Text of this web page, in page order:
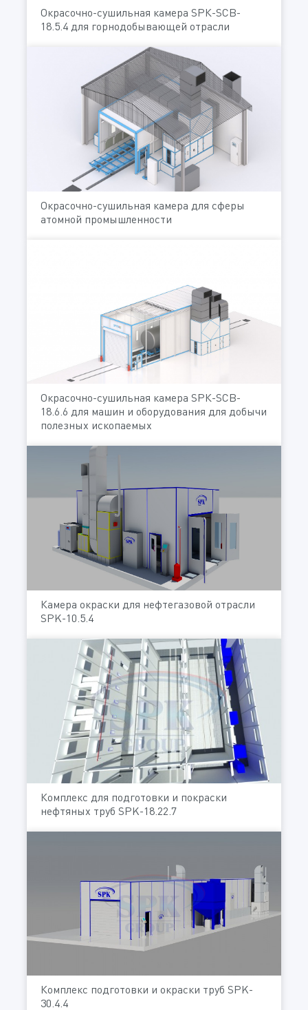
Окрасочно-сушильная камера SРК-SCB-
18.5.4 для горнодобывающей отрасли
Окрасочно-сушильная камера для сферы
атомной промышленности
Окрасочно-сушильная камера SРК-SCB-
18.6.6 для машин и оборудования для добычи
полезных ископаемых
Камера окраски для нефтегазовой отрасли
SPK-10.5.4
Комплекс для подготовки и покраски
нефтяных труб SPK-18.22.7
Комплекс подготовки и окраски труб SPK-
30.4.4